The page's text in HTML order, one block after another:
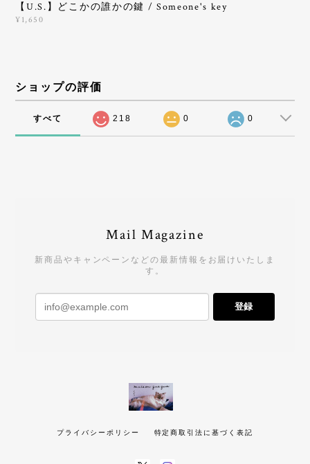
【U.S.】どこかの誰かの鍵 / Someone's key
¥1,650
ショップの評価
すべて 218 0 0
Mail Magazine
新商品やキャンペーンなどの最新情報をお届けいたしま
す。
登録
プライバシーポリシー 特定商取引法に基づく表記